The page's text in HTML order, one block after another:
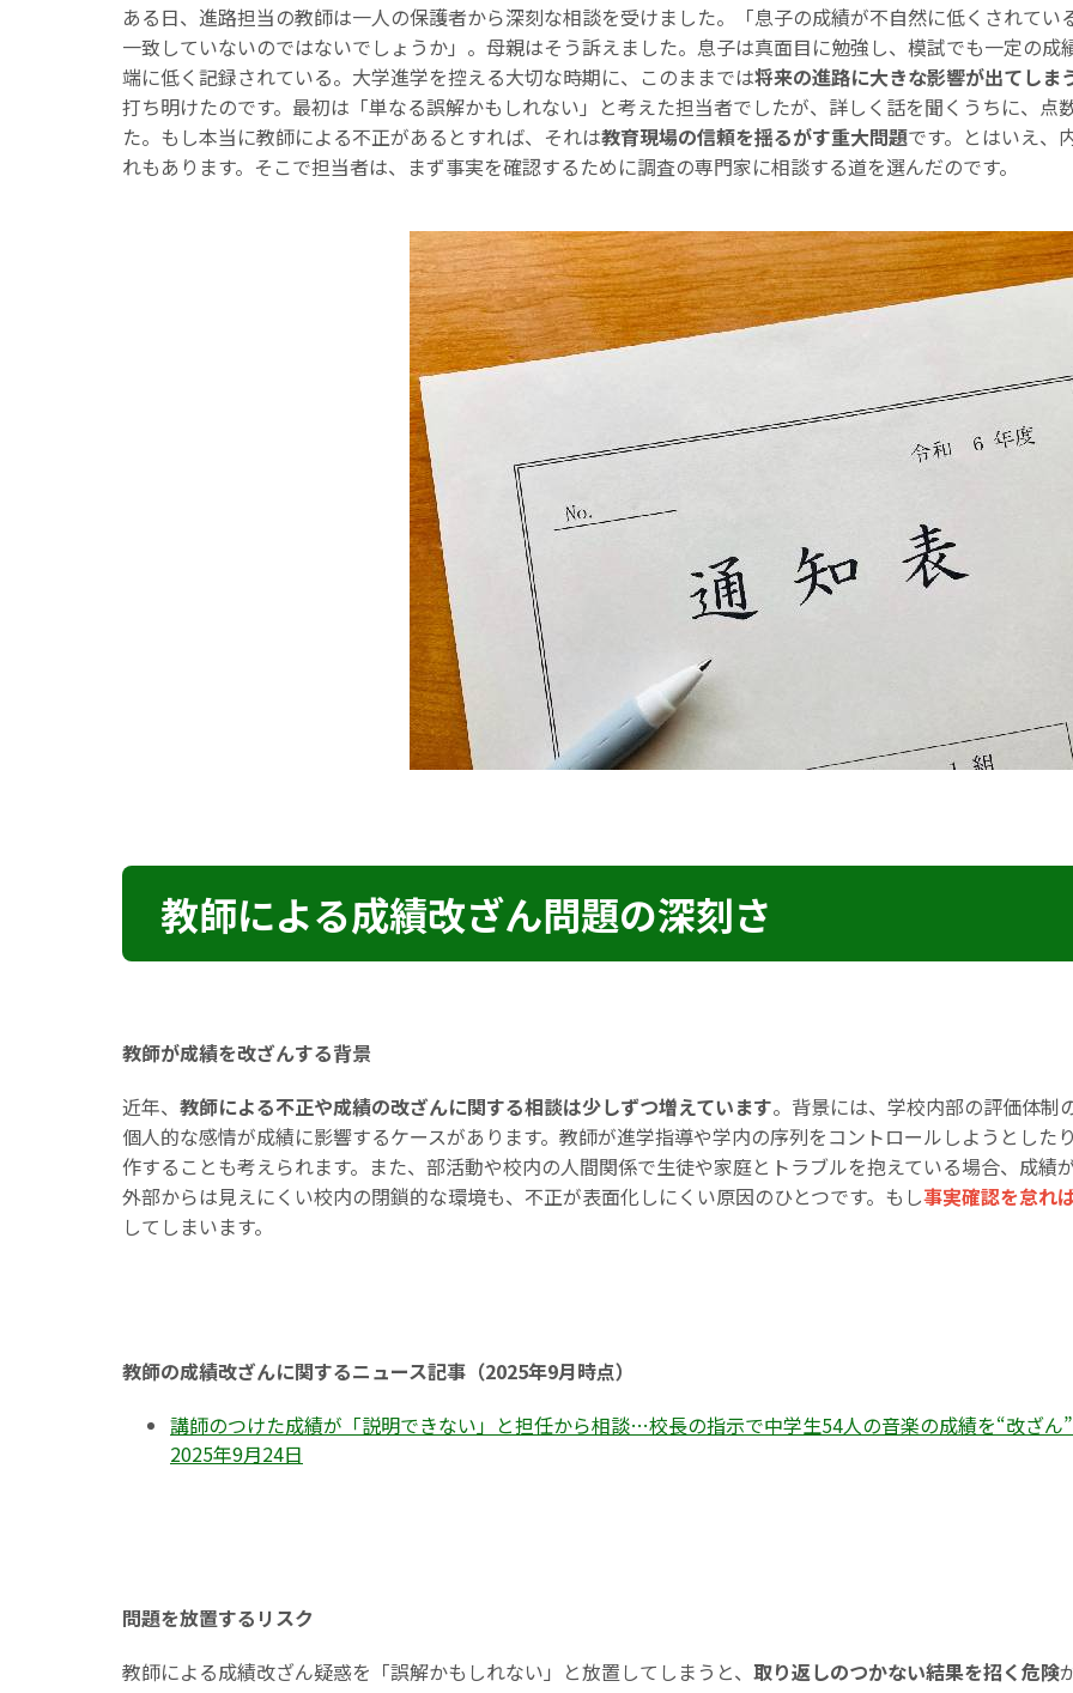
ある日、進路担当の教師は一人の保護者から深刻な相談を受けました。「息子の成績が不自然に低くされて
一致していないのではないでしょうか」。母親はそう訴えました。息子は真面目に勉強し、模試でも一定の
端に低く記録されている。大学進学を控える大切な時期に、このままでは将来の進路に大きな影響が出てしま
打ち明けたのです。最初は「単なる誤解かもしれない」と考えた担当者でしたが、詳しく話を聞くうちに、
た。もし本当に教師による不正があるとすれば、それは教育現場の信頼を揺るがす重大問題です。とはいえ、
れもあります。そこで担当者は、まず事実を確認するために調査の専門家に相談する道を選んだのです。
教師による成績改ざん問題の深刻さ
教師が成績を改ざんする背景
近年、 教師による不正や成績の改ざんに関する相談は少しずつ増えています。背景には、学校内部の評価体制
個人的な感情が成績に影響するケースがあります。教師が進学指導や学内の序列をコントロールしようとし
作することも考えられます。また、部活動や校内の人間関係で生徒や家庭とトラブルを抱えている場合、成績
外部からは見えにくい校内の閉鎖的な環境も、不正が表面化しにくい原因のひとつです。もし事実確認を怠れ
してしまいます。
教師の成績改ざんに関するニュース記事（2025年9月時点）
講師のつけた成績が「説明できない」と担任から相談…校長の指示で中学生54人の音楽の成績を“改ざ
2025年9月24日
問題を放置するリスク
教師による成績改ざん疑惑を「誤解かもしれない」と放置してしまうと、 取り返しのつかない結果を招く危険